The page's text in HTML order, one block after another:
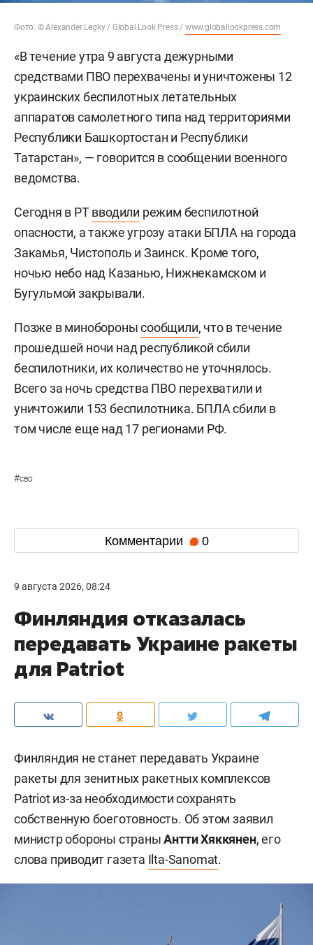
Фото: © Alexander Legky / Global Look Press / www.globallookpress.com
«В течение утра 9 августа дежурными
средствами ПВО перехвачены и уничтожены 12
украинских беспилотных летательных
аппаратов самолетного типа над территориями
Республики Башкортостан и Республики
Татарстан», — говорится в сообщении военного
ведомства.
Сегодня в РТвводили режим беспилотной
опасности, а также угрозу атаки БПЛА на города
Закамья, Чистополь и Заинск. Кроме того,
ночью небо над Казанью, Нижнекамском и
Бугульмой закрывали.
Позже в миноборонысообщили, что в течение
прошедшей ночи над республикой сбили
беспилотники, их количество не уточнялось.
Всего за ночь средства ПВО перехватили и
уничтожили 153 беспилотника. БПЛА сбили в
том числе еще над 17 регионами РФ.
#сво
Комментарии 0
9 августа 2026, 08:24
Финляндия отказалась
передавать Украине ракеты
для Patriot
Финляндия не станет передавать Украине
ракеты для зенитных ракетных комплексов
Patriot из-за необходимости сохранять
собственную боеготовность. Об этом заявил
министр обороны страныАнтти Хяккянен, его
слова приводит газета Ilta-Sanomat.